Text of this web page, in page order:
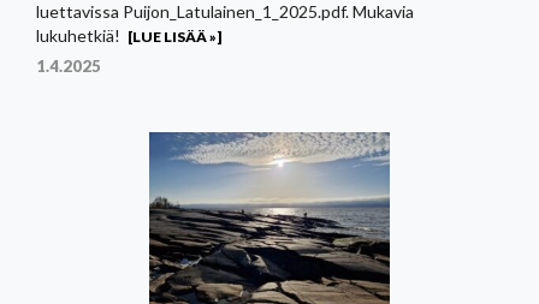
luettavissa Puijon_Latulainen_1_2025.pdf. Mukavia
lukuhetkiä! [LUE LISÄÄ »]
1.4.2025